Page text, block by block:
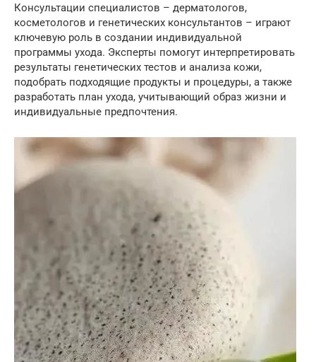
Консультации специалистов – дерматологов,
косметологов и генетических консультантов – играют
ключевую роль в создании индивидуальной
программы ухода. Эксперты помогут интерпретировать
результаты генетических тестов и анализа кожи,
подобрать подходящие продукты и процедуры, а также
разработать план ухода, учитывающий образ жизни и
индивидуальные предпочтения.